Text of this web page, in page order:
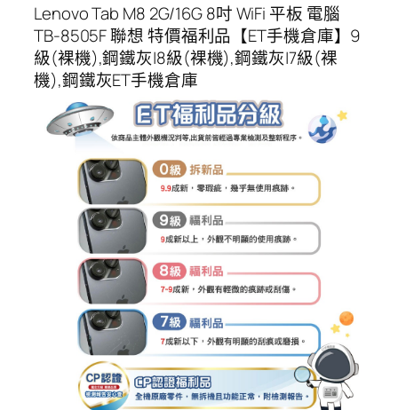
Lenovo Tab M8 2G/16G 8吋 WiFi 平板 電腦
TB-8505F 聯想 特價福利品【ET手機倉庫】9
級(裸機),鋼鐵灰|8級(裸機),鋼鐵灰|7級(裸
機),鋼鐵灰ET手機倉庫